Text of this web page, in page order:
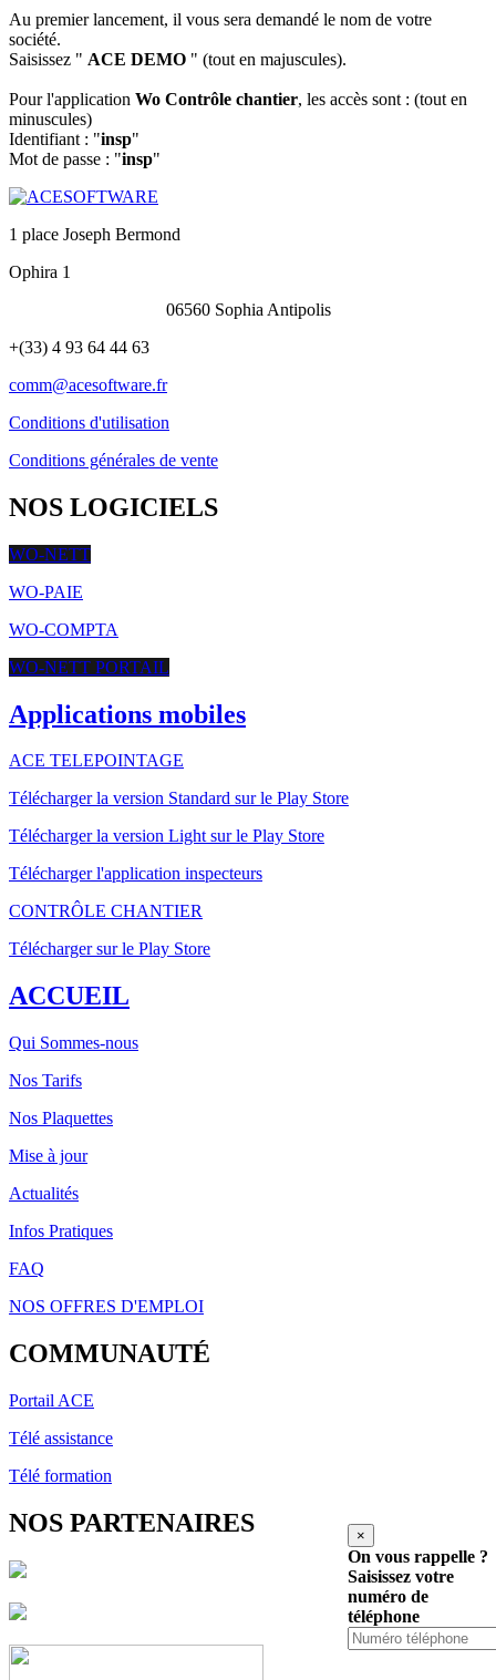
×
On vous rappelle ?
Saisissez votre
numéro de
téléphone
Au premier lancement, il vous sera demandé le nom de votre
société.
Saisissez " ACE DEMO " (tout en majuscules).
Pour l'application Wo Contrôle chantier, les accès sont : (tout en
minuscules)
Identifiant : "insp"
Mot de passe : "insp"
1 place Joseph Bermond
Ophira 1
06560 Sophia Antipolis
+(33) 4 93 64 44 63
comm@acesoftware.fr
Conditions d'utilisation
Conditions générales de vente
NOS LOGICIELS
WO-NETT
WO-PAIE
WO-COMPTA
WO-NETT PORTAIL
Applications mobiles
ACE TELEPOINTAGE
Télécharger la version Standard sur le Play Store
Télécharger la version Light sur le Play Store
Télécharger l'application inspecteurs
CONTRÔLE CHANTIER
Télécharger sur le Play Store
ACCUEIL
Qui Sommes-nous
Nos Tarifs
Nos Plaquettes
Mise à jour
Actualités
Infos Pratiques
FAQ
NOS OFFRES D'EMPLOI
COMMUNAUTÉ
Portail ACE
Télé assistance
Télé formation
NOS PARTENAIRES